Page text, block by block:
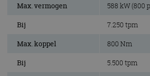
Max. vermogen 588 kW (800
Bij 7.250 tpm
Max. koppel 800 Nm
Bij 5.500 tpm